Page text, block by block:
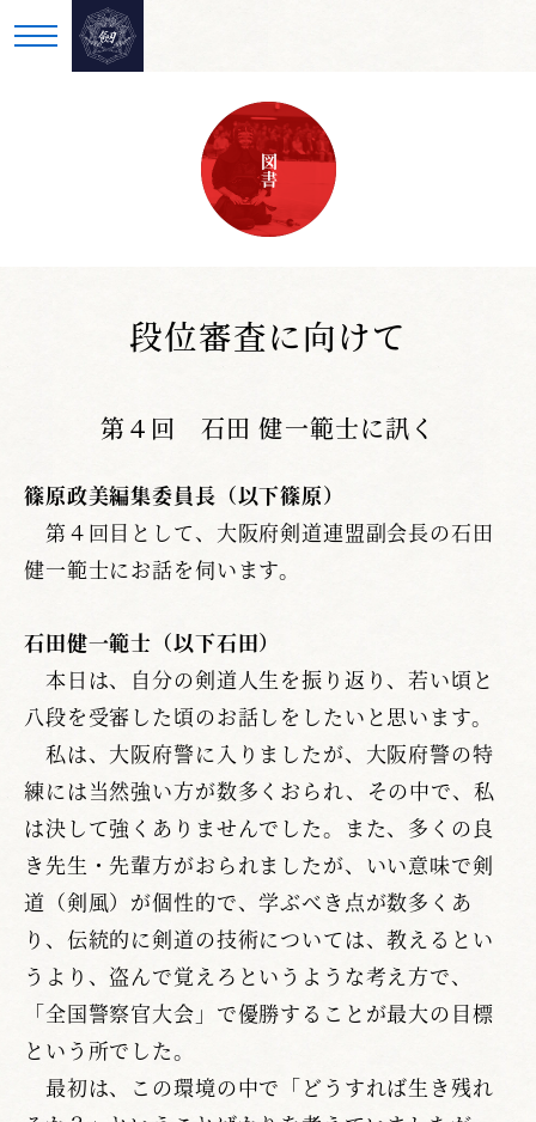
図書
段位審査に向けて
第４回 石田 健一範士に訊く
篠原政美編集委員長（以下篠原）
第４回目として、大阪府剣道連盟副会長の石田
健一範士にお話を伺います。
石田健一範士（以下石田）
本日は、自分の剣道人生を振り返り、若い頃と
八段を受審した頃のお話しをしたいと思います。
私は、大阪府警に入りましたが、大阪府警の特
練には当然強い方が数多くおられ、その中で、私
は決して強くありませんでした。また、多くの良
き先生・先輩方がおられましたが、いい意味で剣
道（剣風）が個性的で、学ぶべき点が数多くあ
り、伝統的に剣道の技術については、教えるとい
うより、盗んで覚えろというような考え方で、
「全国警察官大会」で優勝することが最大の目標
という所でした。
最初は、この環境の中で「どうすれば生き残れ